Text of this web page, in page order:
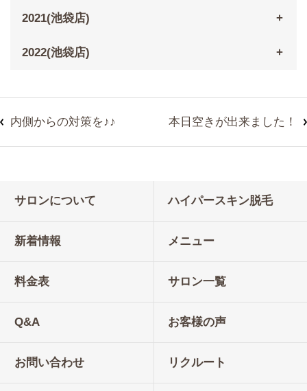
2021(池袋店)
2022(池袋店)
内側からの対策を♪♪ 本日空きが出来ました！
サロンについて ハイパースキン脱毛
新着情報 メニュー
料金表 サロン一覧
Q&A お客様の声
お問い合わせ リクルート